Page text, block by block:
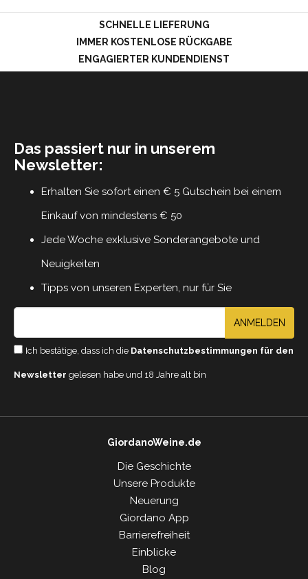
SCHNELLE LIEFERUNG
IMMER KOSTENLOSE RÜCKGABE
ENGAGIERTER KUNDENDIENST
Das passiert nur in unserem
Newsletter:
Erhalten Sie sofort einen € 5 Gutschein bei einem
Einkauf von mindestens € 50
Jede Woche exklusive Sonderangebote und
Neuigkeiten
Tipps von unseren Experten, nur für Sie
ANMELDEN
Ich bestätige, dass ich die Datenschutzbestimmungen für den
Newsletter gelesen habe und 18 Jahre alt bin
GiordanoWeine.de
Die Geschichte
Unsere Produkte
Neuerung
Giordano App
Barrierefreiheit
Einblicke
Blog